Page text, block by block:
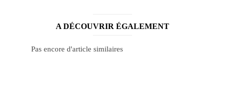
A DÉCOUVRIR ÉGALEMENT
Pas encore d'article similaires